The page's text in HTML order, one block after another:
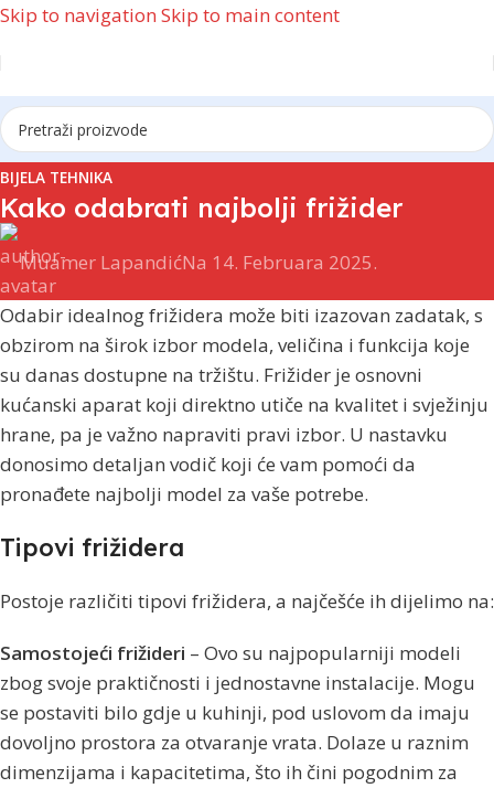
Skip to navigation Skip to main content
BIJELA TEHNIKA
Kako odabrati najbolji frižider
Muamer LapandićNa 14. Februara 2025.
Odabir idealnog frižidera može biti izazovan zadatak, s
obzirom na širok izbor modela, veličina i funkcija koje
su danas dostupne na tržištu. Frižider je osnovni
kućanski aparat koji direktno utiče na kvalitet i svježinju
hrane, pa je važno napraviti pravi izbor. U nastavku
donosimo detaljan vodič koji će vam pomoći da
pronađete najbolji model za vaše potrebe.
Tipovi frižidera
Postoje različiti tipovi frižidera, a najčešće ih dijelimo na:
Samostojeći frižideri – Ovo su najpopularniji modeli
zbog svoje praktičnosti i jednostavne instalacije. Mogu
se postaviti bilo gdje u kuhinji, pod uslovom da imaju
dovoljno prostora za otvaranje vrata. Dolaze u raznim
dimenzijama i kapacitetima, što ih čini pogodnim za